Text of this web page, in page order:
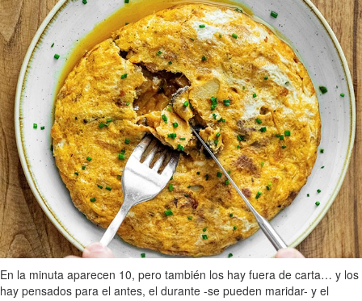
En la minuta aparecen 10, pero también los hay fuera de carta… y los
hay pensados para el antes, el durante -se pueden maridar- y el